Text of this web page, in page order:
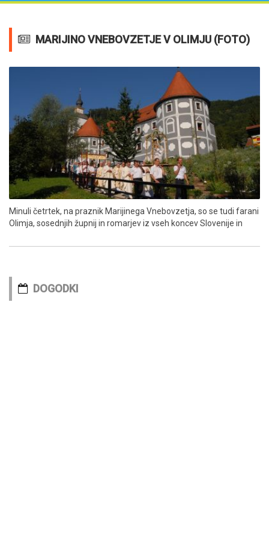
MARIJINO VNEBOVZETJE V OLIMJU (FOTO)
Minuli četrtek, na praznik Marijinega Vnebovzetja, so se tudi farani
Olimja, sosednjih župnij in romarjev iz vseh koncev Slovenije in
DOGODKI